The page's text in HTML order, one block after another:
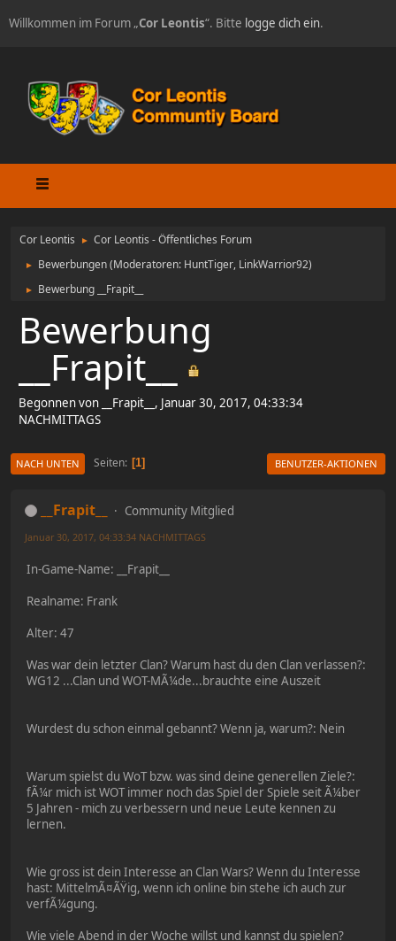
Willkommen im Forum „Cor Leontis“. Bitte logge dich ein.
Cor Leontis ► Cor Leontis - Öffentliches Forum
► Bewerbungen(Moderatoren: HuntTiger, LinkWarrior92)
► Bewerbung __Frapit__
Bewerbung
__Frapit__
Begonnen von __Frapit__, Januar 30, 2017, 04:33:34
NACHMITTAGS
NACH UNTEN Seiten 1 BENUTZER-AKTIONEN
__Frapit__ Community Mitglied
Januar 30, 2017, 04:33:34 NACHMITTAGS
In-Game-Name: __Frapit__
Realname: Frank
Alter: 47
Was war dein letzter Clan? Warum hast du den Clan verlassen?:
WG12 ...Clan und WOT-MÃ¼de...brauchte eine Auszeit
Wurdest du schon einmal gebannt? Wenn ja, warum?: Nein
Warum spielst du WoT bzw. was sind deine generellen Ziele?:
fÃ¼r mich ist WOT immer noch das Spiel der Spiele seit Ã¼ber
5 Jahren - mich zu verbessern und neue Leute kennen zu
lernen.
Wie gross ist dein Interesse an Clan Wars? Wenn du Interesse
hast: MittelmÃ¤ÃŸig, wenn ich online bin stehe ich auch zur
verfÃ¼gung.
Wie viele Abend in der Woche willst und kannst du spielen?